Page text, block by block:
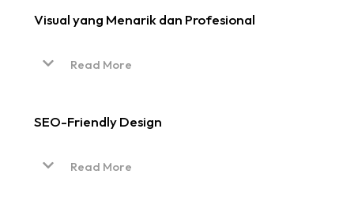
Visual yang Menarik dan Profesional
Read More
SEO-Friendly Design
Read More